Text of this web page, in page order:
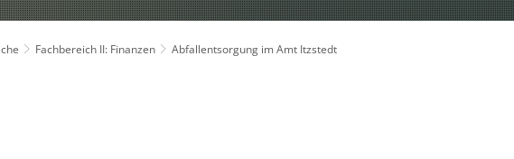
Fachbereich II: Finanzen Abfallentsorgung im Amt Itzstedt